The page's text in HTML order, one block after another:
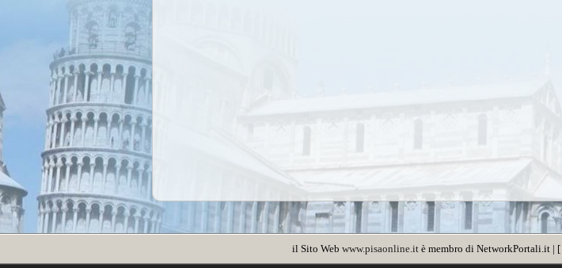
il Sito Web www.pisaonline.it è membro di NetworkPortali.it | [